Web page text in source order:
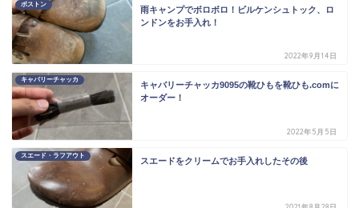
ボストン
雨キャンプでボロボロ！ビルケンシュトック、ロ
ンドンをお手入れ！
2022年9月14日
キャバリーチャッカ
キャバリーチャッカ9095の靴ひもを靴ひも.comに
オーダー！
2022年5月5日
スエード・ラフアウト
スエードをクリームでお手入れしたその後